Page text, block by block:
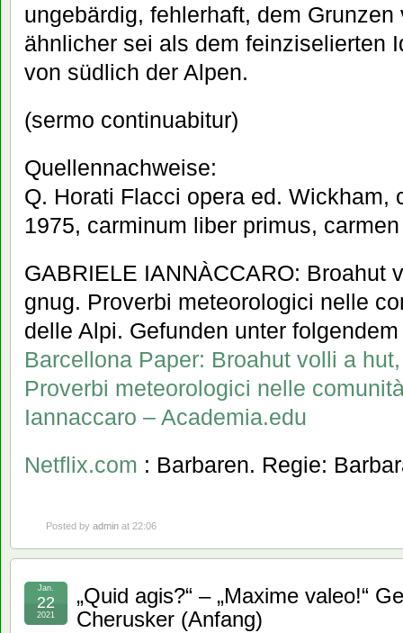
ungebärdig, fehlerhaft, dem
ähnlicher sei als dem feinziselierten
von südlich der Alpen.
(sermo continuabitur)
Quellennachweise:
Q. Horati Flacci opera ed. Wickham,
1975, carminum liber primus,
GABRIELE IANNÀCCARO: Broahut
gnug. Proverbi meteorologici nelle
delle Alpi. Gefunden unter
Barcellona Paper: Broahut volli a
Proverbi meteorologici nelle
Iannaccaro – Academia.edu
Netflix.com : Barbaren. Regie:
Posted by admin at 22:06
„Quid agis?“ – „Maxime valeo!“
Cherusker (Anfang)
Jan.
22
2021